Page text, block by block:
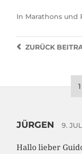
In Marathons und
ZURÜCK
JÜRGEN 9.
Hallo lieber